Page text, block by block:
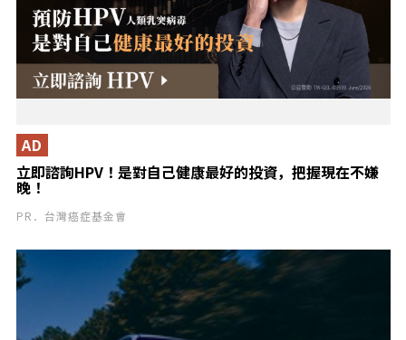
立即諮詢HPV！是對自己健康最好的投資，把握現在不嫌
晚！
AD
PR．台灣癌症基金會